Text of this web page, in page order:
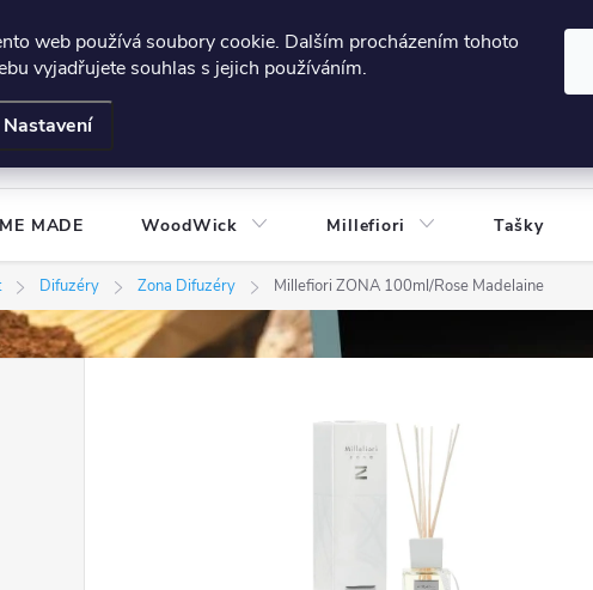
web používá soubory cookie. Dalším procházením tohoto
vyjadřujete souhlas s jejich používáním.
Nastavení
606124443
Podmínky e-shopu Podmínky ochrany osobních údajů
MADE WoodWick Millefiori Tašky
Difuzéry Zona Difuzéry Millefiori ZONA 100ml/Rose Madelaine